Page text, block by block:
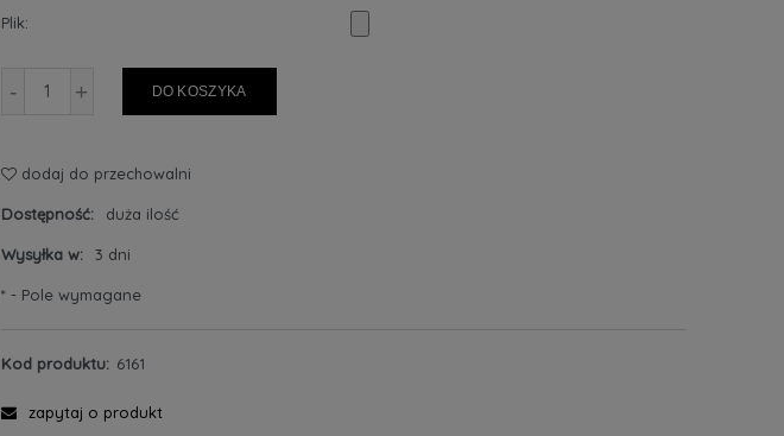
Plik:
- + DO KOSZYKA
dodaj do przechowalni
Dostępność: duża ilość
Wysyłka w: 3 dni
* - Pole wymagane
Kod produktu: 6161
zapytaj o produkt